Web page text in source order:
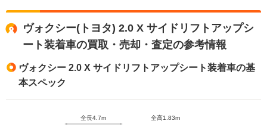
ヴォクシー(トヨタ) 2.0 X サイドリフトアップシ
ート装着車の買取・売却・査定の参考情報
ヴォクシー 2.0 X サイドリフトアップシート装着車の基
本スペック
全長4.7m 全高1.83m